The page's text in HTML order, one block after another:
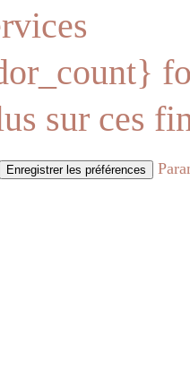
sur ces
Enregistrer les préférences